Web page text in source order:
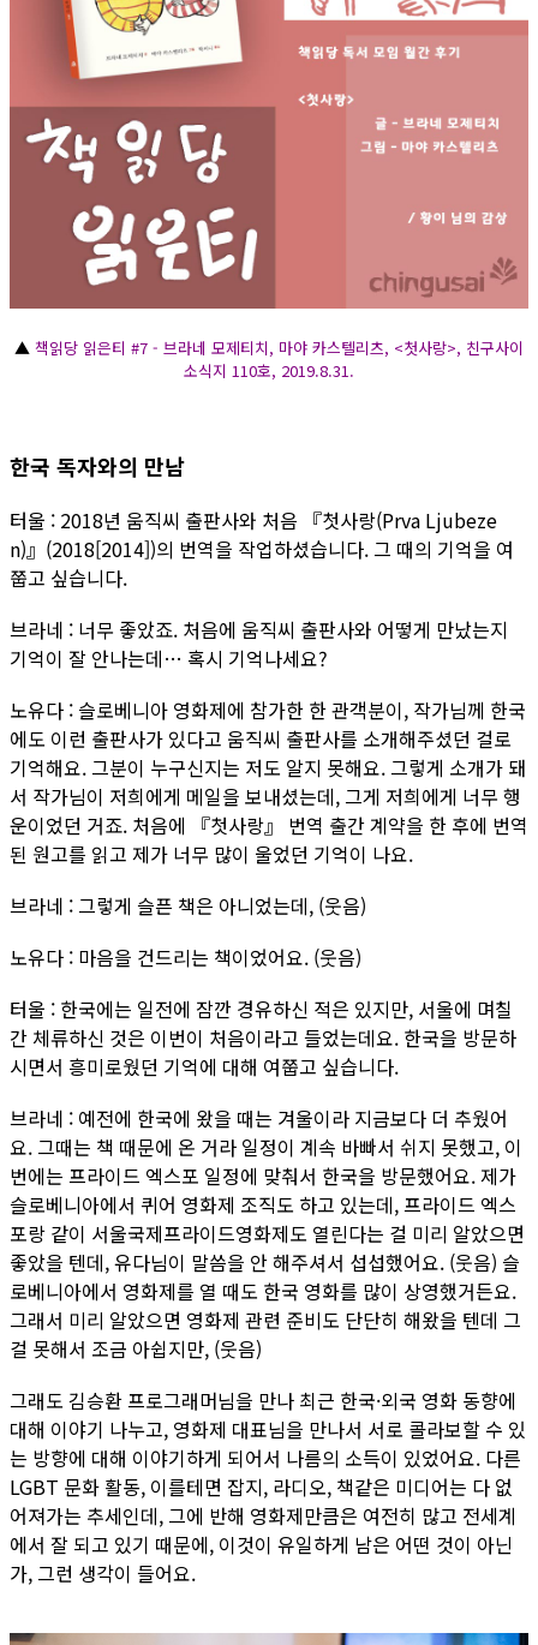
▲ 책읽당 읽은티 #7 - 브라네 모제티치, 마야 카스텔리츠, <첫사랑>, 친구사이
소식지 110호, 2019.8.31.
한국 독자와의 만남
터울 : 2018년 움직씨 출판사와 처음 『첫사랑(Prva Ljubeze
n)』(2018[2014])의 번역을 작업하셨습니다. 그 때의 기억을 여
쭙고 싶습니다.
브라네 : 너무 좋았죠. 처음에 움직씨 출판사와 어떻게 만났는지
기억이 잘 안나는데… 혹시 기억나세요?
노유다 : 슬로베니아 영화제에 참가한 한 관객분이, 작가님께 한국
에도 이런 출판사가 있다고 움직씨 출판사를 소개해주셨던 걸로
기억해요. 그분이 누구신지는 저도 알지 못해요. 그렇게 소개가 돼
서 작가님이 저희에게 메일을 보내셨는데, 그게 저희에게 너무 행
운이었던 거죠. 처음에 『첫사랑』 번역 출간 계약을 한 후에 번역
된 원고를 읽고 제가 너무 많이 울었던 기억이 나요.
브라네 : 그렇게 슬픈 책은 아니었는데, (웃음)
노유다 : 마음을 건드리는 책이었어요. (웃음)
터울 : 한국에는 일전에 잠깐 경유하신 적은 있지만, 서울에 며칠
간 체류하신 것은 이번이 처음이라고 들었는데요. 한국을 방문하
시면서 흥미로웠던 기억에 대해 여쭙고 싶습니다.
브라네 : 예전에 한국에 왔을 때는 겨울이라 지금보다 더 추웠어
요. 그때는 책 때문에 온 거라 일정이 계속 바빠서 쉬지 못했고, 이
번에는 프라이드 엑스포 일정에 맞춰서 한국을 방문했어요. 제가
슬로베니아에서 퀴어 영화제 조직도 하고 있는데, 프라이드 엑스
포랑 같이 서울국제프라이드영화제도 열린다는 걸 미리 알았으면
좋았을 텐데, 유다님이 말씀을 안 해주셔서 섭섭했어요. (웃음) 슬
로베니아에서 영화제를 열 때도 한국 영화를 많이 상영했거든요.
그래서 미리 알았으면 영화제 관련 준비도 단단히 해왔을 텐데 그
걸 못해서 조금 아쉽지만, (웃음)
그래도 김승환 프로그래머님을 만나 최근 한국·외국 영화 동향에
대해 이야기 나누고, 영화제 대표님을 만나서 서로 콜라보할 수 있
는 방향에 대해 이야기하게 되어서 나름의 소득이 있었어요. 다른
LGBT 문화 활동, 이를테면 잡지, 라디오, 책같은 미디어는 다 없
어져가는 추세인데, 그에 반해 영화제만큼은 여전히 많고 전세계
에서 잘 되고 있기 때문에, 이것이 유일하게 남은 어떤 것이 아닌
가, 그런 생각이 들어요.